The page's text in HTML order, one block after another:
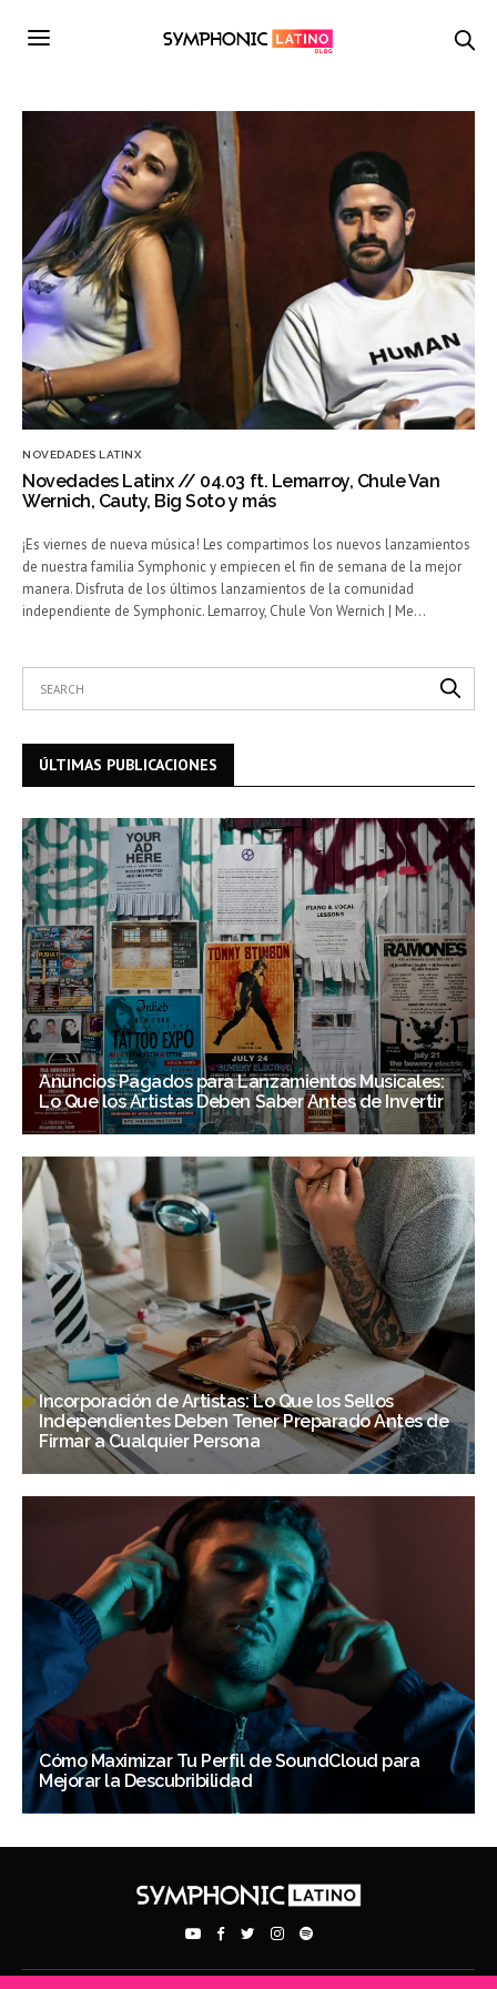
NOVEDADES LATINX
Novedades Latinx // 04.03 ft. Lemarroy, Chule Van
Wernich, Cauty, Big Soto y más
¡Es viernes de nueva música! Les compartimos los nuevos lanzamientos
de nuestra familia Symphonic y empiecen el fin de semana de la mejor
manera. Disfruta de los últimos lanzamientos de la comunidad
independiente de Symphonic. Lemarroy, Chule Von Wernich | Me…
ÚLTIMAS PUBLICACIONES
Anuncios Pagados para Lanzamientos Musicales:
Lo Que los Artistas Deben Saber Antes de Invertir
Incorporación de Artistas: Lo Que los Sellos
Independientes Deben Tener Preparado Antes de
Firmar a Cualquier Persona
Cómo Maximizar Tu Perfil de SoundCloud para
Mejorar la Descubribilidad